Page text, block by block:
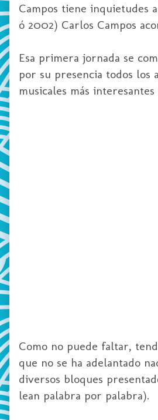
Campos tiene inquietudes
ó 2002) Carlos Campos
Esa primera jornada se
por su presencia todos los
musicales más
Como no puede faltar,
que no se ha adelantado
diversos bloques
lean palabra por palabra).